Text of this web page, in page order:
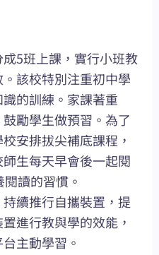
5班上課，實行小班教
該校特別注重初中學
的訓練。家課著重
鼓勵學生做預習。為了
安排拔尖補底課程，
生每天早會後一起閱
讀的習慣。
續推行自攜裝置，提
進行教與學的效能，
主動學習。